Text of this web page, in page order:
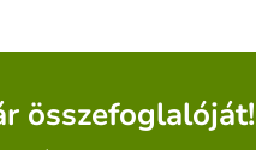
összefoglalóját!